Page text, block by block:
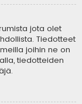
jota olet
Tiedotteet
joihin ne on
tiedotteiden